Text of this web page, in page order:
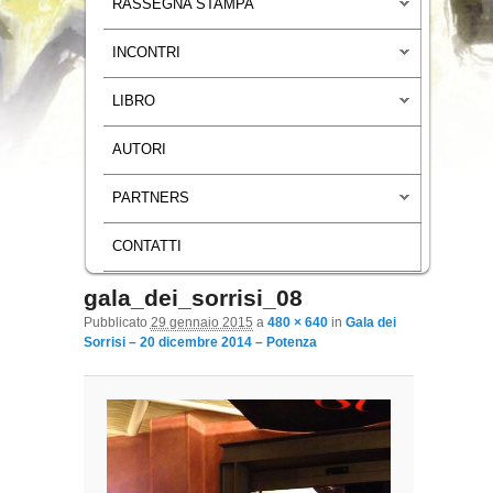
RASSEGNA STAMPA
INCONTRI
LIBRO
AUTORI
PARTNERS
CONTATTI
Navigazione immagini
gala_dei_sorrisi_08
Pubblicato 29 gennaio 2015 a 480 × 640in Gala dei
Sorrisi – 20 dicembre 2014 – Potenza